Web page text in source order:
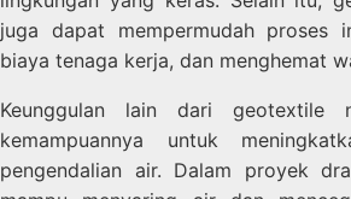
juga dapat mempermudah proses
biaya tenaga kerja, dan menghemat
Keunggulan lain dari geotextile
kemampuannya untuk
pengendalian air. Dalam proyek